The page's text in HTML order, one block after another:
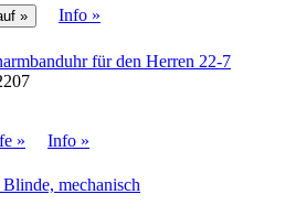
Info »
für den Herren 22-7
» Info »
mechanisch